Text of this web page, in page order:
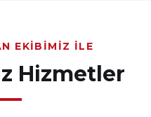
EKIBIMIZ İLE
Hizmetler